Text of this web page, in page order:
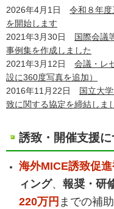
2026年4月1日 令和８年
を開始します
2021年3月30日
国際会議
事例集を作成しました
2021年3月12日 会議・レ
設に360度写真を追加）
2016年11月22日
国立大
致に関する協定を締結しま
誘致・開催支援に
海外MICE誘致促
ィング、 報奨・研
220万円 までの補